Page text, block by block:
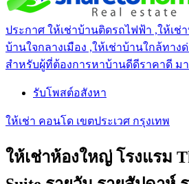
ประกาศ ให้เช่าบ้านติดรถไฟฟ้า ,ให้เช่
บ้านใจกลางเมือง ,ให้เช่าบ้านใกล้ทา
สำหรับผู้ที่ต้องการหาบ้านดีดีราคาดี
รับโพสต์อสังหา
ให้เช่า คอนโด เขตประเวศ กรุงเทพ
ให้เช่าห้องใหญ่ โรงแรม